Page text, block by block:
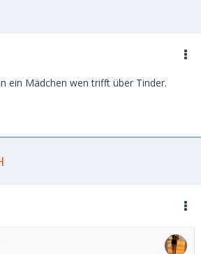
ein Mädchen wen trifft über Tinder.